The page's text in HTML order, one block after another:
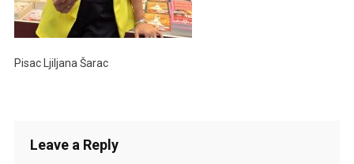
Pisac Ljiljana Šarac
Leave a Reply